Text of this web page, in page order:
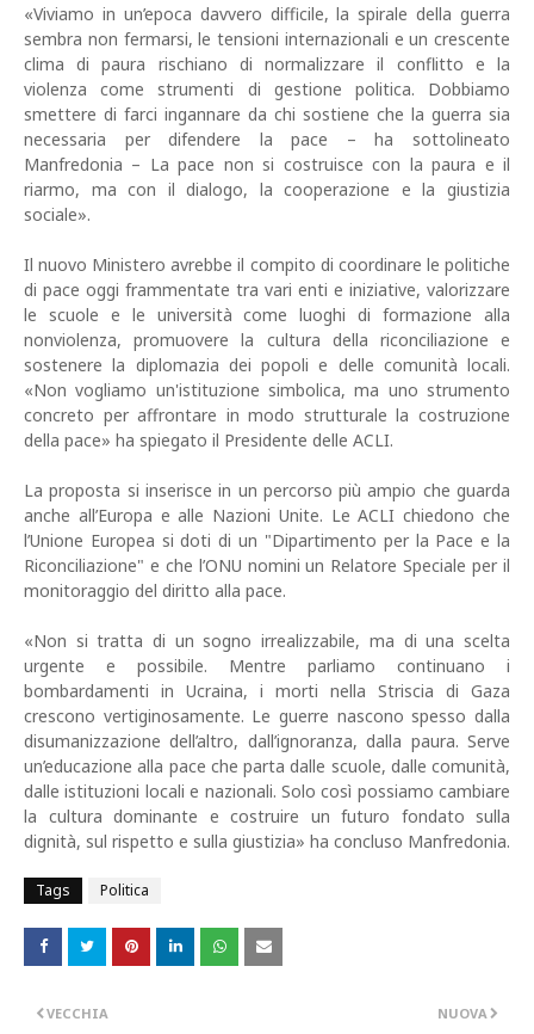
«Viviamo in un’epoca davvero difficile, la spirale della guerra
sembra non fermarsi, le tensioni internazionali e un crescente
clima di paura rischiano di normalizzare il conflitto e la
violenza come strumenti di gestione politica. Dobbiamo
smettere di farci ingannare da chi sostiene che la guerra sia
necessaria per difendere la pace – ha sottolineato
Manfredonia – La pace non si costruisce con la paura e il
riarmo, ma con il dialogo, la cooperazione e la giustizia
sociale».
Il nuovo Ministero avrebbe il compito di coordinare le politiche
di pace oggi frammentate tra vari enti e iniziative, valorizzare
le scuole e le università come luoghi di formazione alla
nonviolenza, promuovere la cultura della riconciliazione e
sostenere la diplomazia dei popoli e delle comunità locali.
«Non vogliamo un'istituzione simbolica, ma uno strumento
concreto per affrontare in modo strutturale la costruzione
della pace» ha spiegato il Presidente delle ACLI.
La proposta si inserisce in un percorso più ampio che guarda
anche all’Europa e alle Nazioni Unite. Le ACLI chiedono che
l’Unione Europea si doti di un "Dipartimento per la Pace e la
Riconciliazione" e che l’ONU nomini un Relatore Speciale per il
monitoraggio del diritto alla pace.
«Non si tratta di un sogno irrealizzabile, ma di una scelta
urgente e possibile. Mentre parliamo continuano i
bombardamenti in Ucraina, i morti nella Striscia di Gaza
crescono vertiginosamente. Le guerre nascono spesso dalla
disumanizzazione dell’altro, dall’ignoranza, dalla paura. Serve
un’educazione alla pace che parta dalle scuole, dalle comunità,
dalle istituzioni locali e nazionali. Solo così possiamo cambiare
la cultura dominante e costruire un futuro fondato sulla
dignità, sul rispetto e sulla giustizia» ha concluso Manfredonia.
Tags Politica
NUOVA
VECCHIA